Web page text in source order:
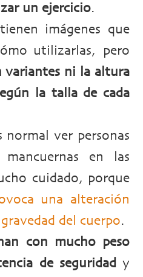
un ejercicio.
imágenes que
utilizarlas, pero
variantes ni la altura
la talla de cada
normal ver personas
en las
cuidado, porque
una alteración
del cuerpo.
con mucho peso
de seguridad y